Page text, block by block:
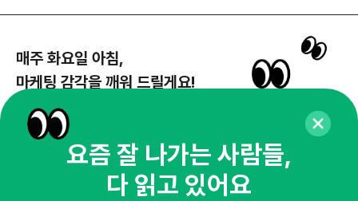
매주 화요일 아침,
마케팅 감각을 깨워 드릴게요!
뉴스레터 구독하기
요즘 잘 나가는 사람들,
다 읽고 있어요